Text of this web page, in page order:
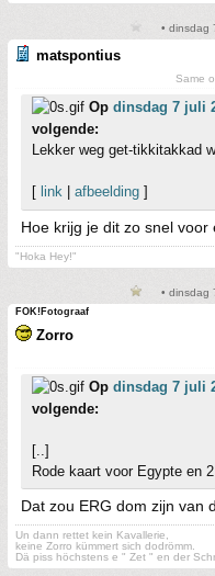
• dinsdag
matspontius
Same
Op dinsdag 7 juli
volgende:
Lekker weg get-tikkitakkad
[ link afbeelding ]
Hoe krijg je dit zo snel voor
"Hoka Hey!"
• dinsdag
FOK!Fotograaf
Zorro
Op dinsdag 7 juli
volgende:
[..]
Rode kaart voor Egypte en
Dat zou ERG dom zijn van
Un dann rettet kein Kavallerie,
keine Zorro kümmert sich dodrömm.
Dä piss höchstens e " Zet " en der